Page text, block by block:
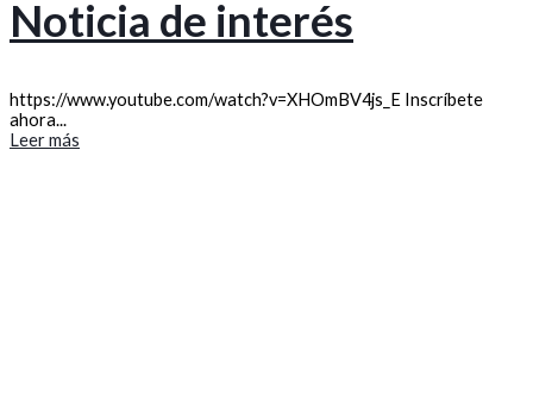
Noticia de interés
https://www.youtube.com/watch?v=XHOmBV4js_E Inscríbete
ahora...
Leer más